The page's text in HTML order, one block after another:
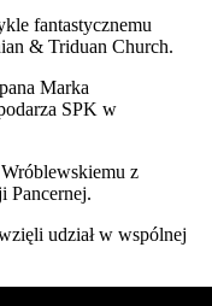
fantastycznemu
& Triduan Church.
Marka
SPK w
z
Pancernej.
udział w wspólnej